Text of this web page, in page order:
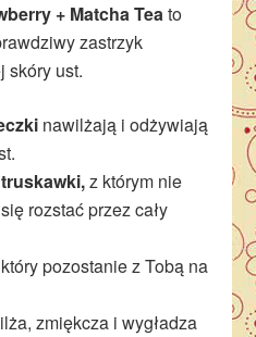
+ Matcha Teato
zastrzyk
skóry ust.
nawilżają i odżywiają
z którym nie
rozstać przez cały
który pozostanie z Tobą na
zmiękcza i wygładza